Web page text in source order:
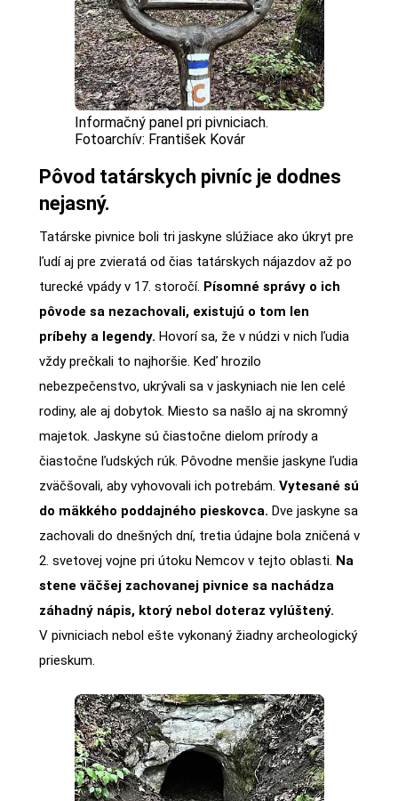
Informačný panel pri pivniciach.
Fotoarchív: František Kovár
Pôvod tatárskych pivníc je dodnes
nejasný.
Tatárske pivnice boli tri jaskyne slúžiace ako úkryt pre
ľudí aj pre zvieratá od čias tatárskych nájazdov až po
turecké vpády v 17. storočí. Písomné správy o ich
pôvode sa nezachovali, existujú o tom len
príbehy a legendy. Hovorí sa, že v núdzi v nich ľudia
vždy prečkali to najhoršie. Keď hrozilo
nebezpečenstvo, ukrývali sa v jaskyniach nie len celé
rodiny, ale aj dobytok. Miesto sa našlo aj na skromný
majetok. Jaskyne sú čiastočne dielom prírody a
čiastočne ľudských rúk. Pôvodne menšie jaskyne ľudia
zväčšovali, aby vyhovovali ich potrebám. Vytesané sú
do mäkkého poddajného pieskovca. Dve jaskyne sa
zachovali do dnešných dní, tretia údajne bola zničená v
2. svetovej vojne pri útoku Nemcov v tejto oblasti. Na
stene väčšej zachovanej pivnice sa nachádza
záhadný nápis, ktorý nebol doteraz vylúštený.
V pivniciach nebol ešte vykonaný žiadny archeologický
prieskum.